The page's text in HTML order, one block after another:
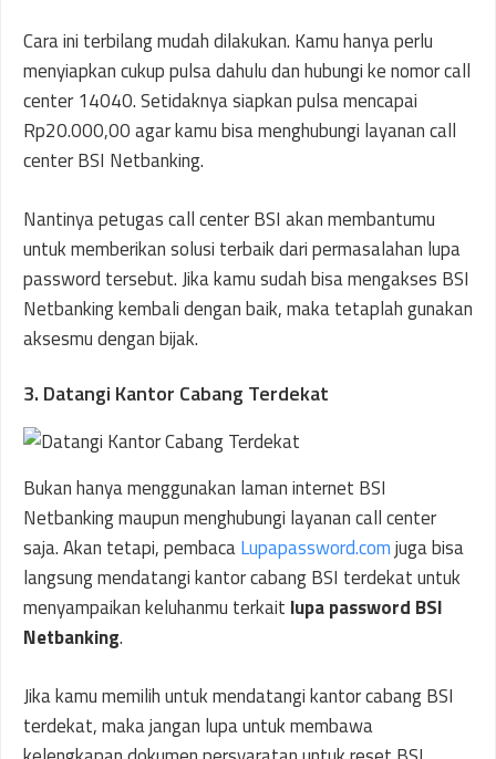
Cara ini terbilang mudah dilakukan. Kamu hanya perlu
menyiapkan cukup pulsa dahulu dan hubungi ke nomor call
center 14040. Setidaknya siapkan pulsa mencapai
Rp20.000,00 agar kamu bisa menghubungi layanan call
center BSI Netbanking.
Nantinya petugas call center BSI akan membantumu
untuk memberikan solusi terbaik dari permasalahan lupa
password tersebut. Jika kamu sudah bisa mengakses BSI
Netbanking kembali dengan baik, maka tetaplah gunakan
aksesmu dengan bijak.
3. Datangi Kantor Cabang Terdekat
Bukan hanya menggunakan laman internet BSI
Netbanking maupun menghubungi layanan call center
saja. Akan tetapi, pembacaLupapassword.comjuga bisa
langsung mendatangi kantor cabang BSI terdekat untuk
menyampaikan keluhanmu terkait lupa password BSI
Netbanking.
Jika kamu memilih untuk mendatangi kantor cabang BSI
terdekat, maka jangan lupa untuk membawa